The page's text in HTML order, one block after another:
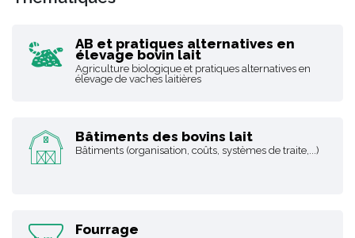
AB et pratiques alternatives en
élevage bovin lait
Agriculture biologique et pratiques alternatives en
élevage de vaches laitières
Bâtiments des bovins lait
Bâtiments (organisation, coûts, systèmes de traite,...)
Fourrage